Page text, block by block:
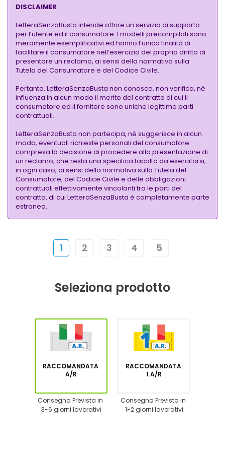
DISCLAIMER
LetteraSenzaBusta intende offrire un servizio di supporto
per l’utente ed il consumatore. I modelli precompilati sono
meramente esemplificativi ed hanno l’unica finalità di
facilitare il consumatore nell’esercizio del proprio diritto di
presentare un reclamo, ai sensi della normativa sulla
Tutela del Consumatore e del Codice Civile.
Pertanto, LetteraSenzaBusta non conosce, non verifica, nè
influenza in alcun modo il merito del contratto di cui il
consumatore ed il fornitore sono uniche legittime parti
contrattuali.
LetteraSenzaBusta non partecipa, nè suggerisce in alcun
modo, eventuali richieste personali del consumatore
compresa la decisione di procedere alla presentazione di
un reclamo, che resta una specifica facoltà da esercitarsi,
in ogni caso, ai sensi della normativa sulla Tutela del
Consumatore, del Codice Civile e delle obbligazioni
contrattuali effettivamente vincolanti tra le parti del
contratto, di cui LetteraSenzaBusta è completamente parte
estranea.
1 2 3 4 5
Seleziona prodotto
RACCOMANDATA
A/R
Consegna Prevista in
3-6 giorni lavorativi
RACCOMANDATA
1 A/R
Consegna Prevista in
1-2 giorni lavorativi